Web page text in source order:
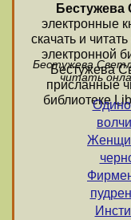
Бестужева
электронные
скачать и
электронной
Бестужева
присланные
библиотеке
Бестужева
читать